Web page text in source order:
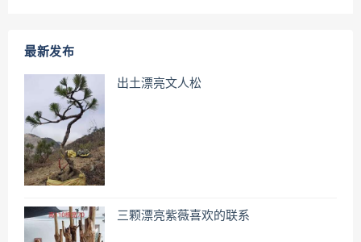
最新发布
出土漂亮文人松
三颗漂亮紫薇喜欢的联系